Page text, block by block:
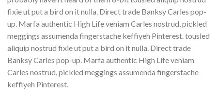
fixie ut put a bird on it nulla. Direct trade Banksy Carles pop-
up. Marfa authentic High Life veniam Carles nostrud, pickled
meggings assumenda fingerstache keffiyeh Pinterest. tousled
aliquip nostrud fixie ut put a bird on it nulla. Direct trade
Banksy Carles pop-up. Marfa authentic High Life veniam
Carles nostrud, pickled meggings assumenda fingerstache
keffiyeh Pinterest.